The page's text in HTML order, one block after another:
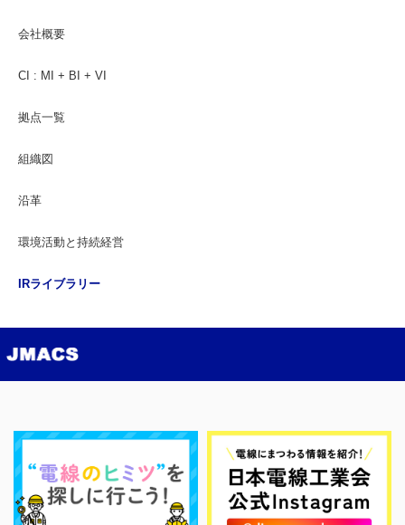
会社概要
CI : MI + BI + VI
拠点一覧
組織図
沿革
環境活動と持続経営
IRライブラリー